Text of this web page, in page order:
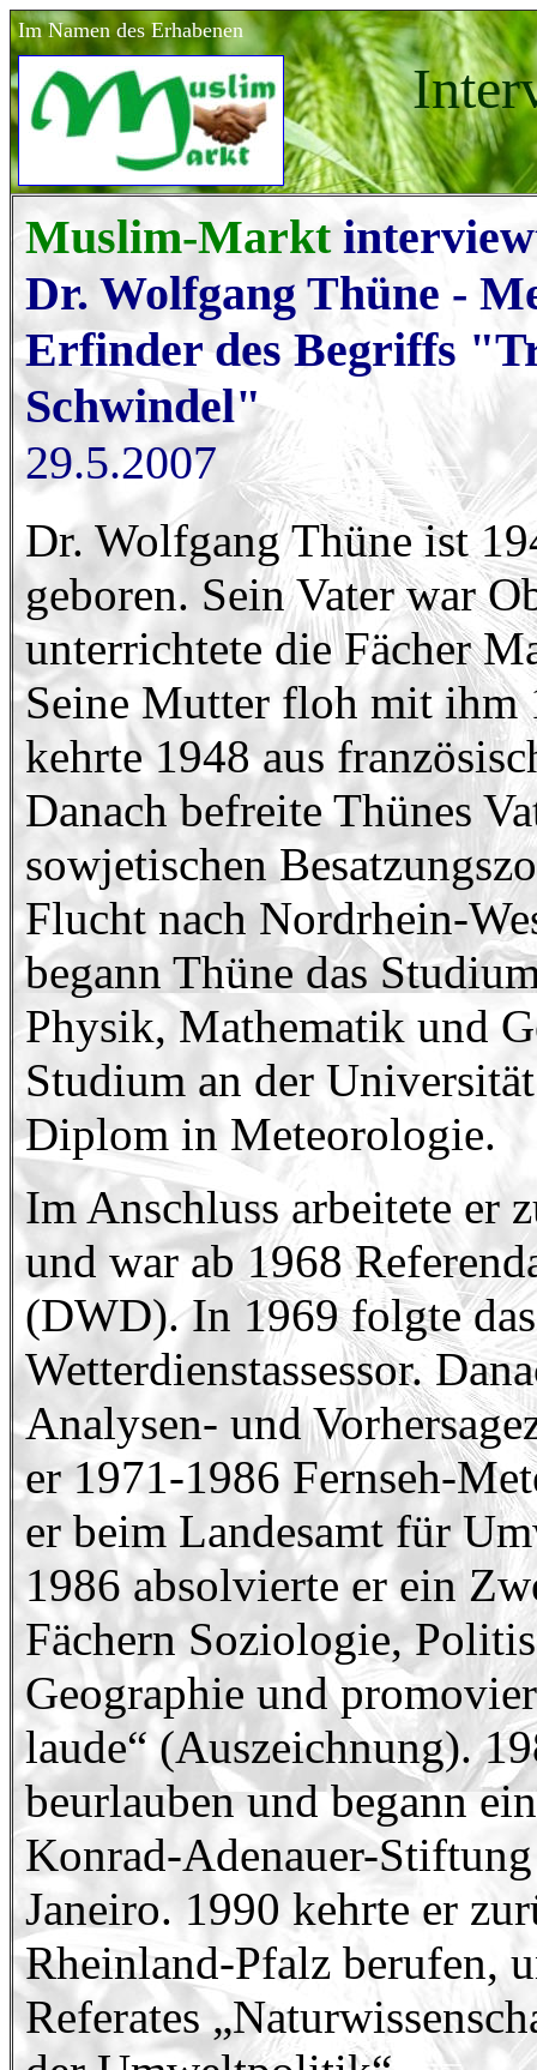
Im Namen des Erhabenen
Muslim-Markt
Dr. Wolfgang Thüne -
Erfinder des Begriffs
Schwindel"
29.5.2007
Dr. Wolfgang Thüne ist
geboren. Sein Vater war
unterrichtete die Fächer
Seine Mutter floh mit ihm
kehrte 1948 aus
Danach befreite Thünes
sowjetischen
Flucht nach Nordrhein-
begann Thüne das
Physik, Mathematik und
Studium an der
Diplom in Meteorologie.
Im Anschluss arbeitete er
und war ab 1968
(DWD). In 1969 folgte
Wetterdienstassessor.
Analysen- und
er 1971-1986 Fernseh-
er beim Landesamt für
1986 absolvierte er ein
Fächern Soziologie,
Geographie und
laude“ (Auszeichnung).
beurlauben und begann
Konrad-Adenauer-
Janeiro. 1990 kehrte er
Rheinland-Pfalz berufen,
Referates